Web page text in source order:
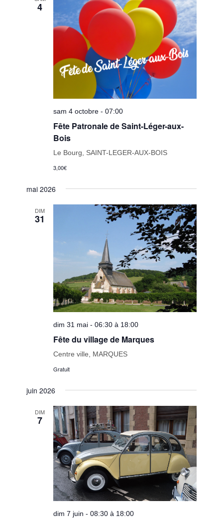
4
sam 4 octobre - 07:00
Fête Patronale de Saint-Léger-aux-
Bois
Le Bourg, SAINT-LEGER-AUX-BOIS
3,00€
mai 2026
DIM
31
dim 31 mai - 06:30 à 18:00
Fête du village de Marques
Centre ville, MARQUES
Gratuit
juin 2026
DIM
7
dim 7 juin - 08:30 à 18:00